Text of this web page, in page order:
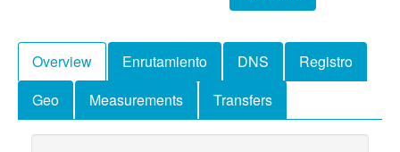
Overview Enrutamiento DNS
Registro
Geo
Measurements Transfers